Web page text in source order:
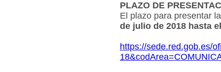
PLAZO DE
El plazo para presentar
de julio de 2018 hasta
https://sede.red.gob.es/